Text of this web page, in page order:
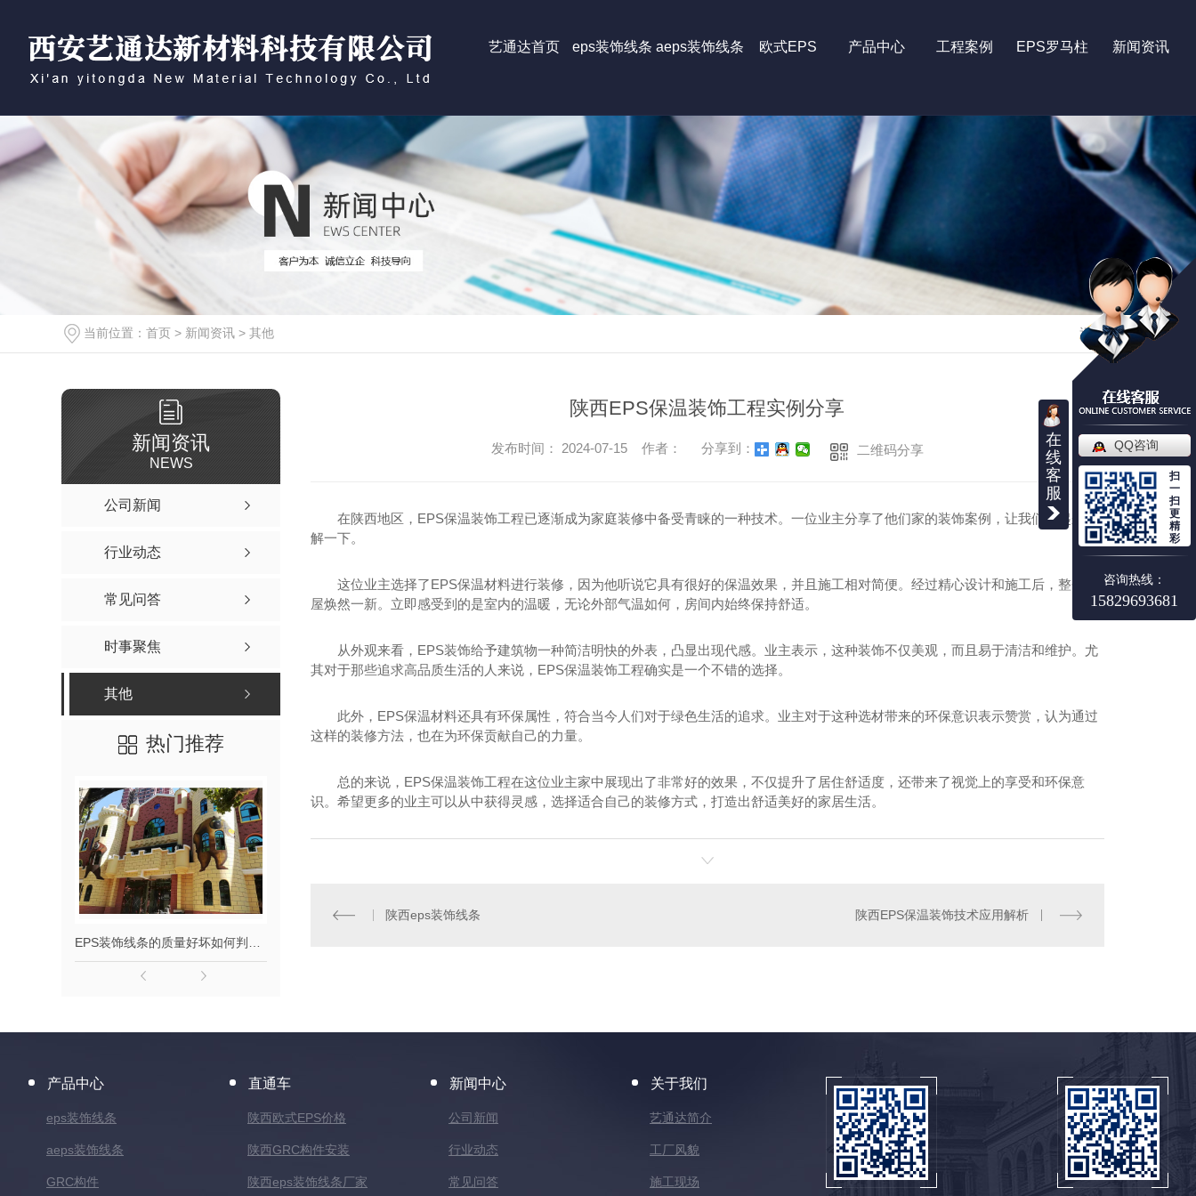
艺通达首页 eps装饰线条 aeps装饰线条 欧式EPS 产品中心 工程案例 EPS罗马柱 新闻资讯
当前位置： 首页 > 新闻资讯 > 其他 返回
新闻资讯
NEWS
公司新闻
行业动态
常见问答
时事聚焦
其他
热门推荐
陕西EPS保温装饰工程实例分享
发布时间： 2024-07-15 作者： 分享到： 二维码分享
在陕西地区，EPS保温装饰工程已逐渐成为家庭装修中备受青睐的一种技术。一位业主分享了他们家的装饰案例，让我们一起来了
解一下。
这位业主选择了EPS保温材料进行装修，因为他听说它具有很好的保温效果，并且施工相对简便。经过精心设计和施工后，整个房
屋焕然一新。立即感受到的是室内的温暖，无论外部气温如何，房间内始终保持舒适。
从外观来看，EPS装饰给予建筑物一种简洁明快的外表，凸显出现代感。业主表示，这种装饰不仅美观，而且易于清洁和维护。尤
其对于那些追求高品质生活的人来说，EPS保温装饰工程确实是一个不错的选择。
此外，EPS保温材料还具有环保属性，符合当今人们对于绿色生活的追求。业主对于这种选材带来的环保意识表示赞赏，认为通过
这样的装修方法，也在为环保贡献自己的力量。
总的来说，EPS保温装饰工程在这位业主家中展现出了非常好的效果，不仅提升了居住舒适度，还带来了视觉上的享受和环保意
识。希望更多的业主可以从中获得灵感，选择适合自己的装修方式，打造出舒适美好的家居生活。
陕西eps装饰线条 陕西EPS保温装饰技术应用解析
产品中心
eps装饰线条
aeps装饰线条
GRC构件
直通车
陕西欧式EPS价格
陕西GRC构件安装
陕西eps装饰线条厂家
新闻中心
公司新闻
行业动态
常见问答
关于我们
艺通达简介
工厂风貌
施工现场
在
线
客
服
QQ咨询
扫
一
扫
更
精
彩
咨询热线：
15829693681